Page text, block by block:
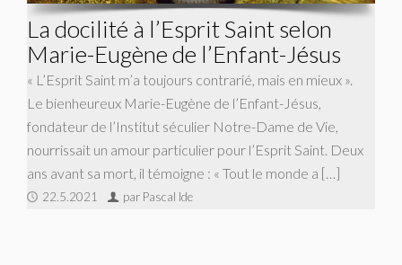
La docilité à l’Esprit Saint selon
Marie-Eugène de l’Enfant-Jésus
« L’Esprit Saint m’a toujours contrarié, mais en mieux ».
Le bienheureux Marie-Eugène de l’Enfant-Jésus,
fondateur de l’Institut séculier Notre-Dame de Vie,
nourrissait un amour particulier pour l’Esprit Saint. Deux
ans avant sa mort, il témoigne : « Tout le monde a […]
22.5.2021 par Pascal Ide